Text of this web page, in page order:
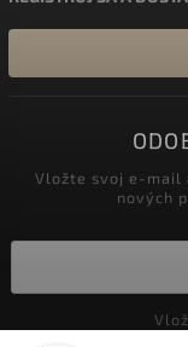
Vložte svoj e-mail
nových